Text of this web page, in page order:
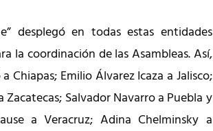
desplegó en todas estas entidades
la coordinación de las Asambleas. Así,
Chiapas; Emilio Álvarez Icaza a Jalisco;
Zacatecas; Salvador Navarro a Puebla y
a Veracruz; Adina Chelminsky a